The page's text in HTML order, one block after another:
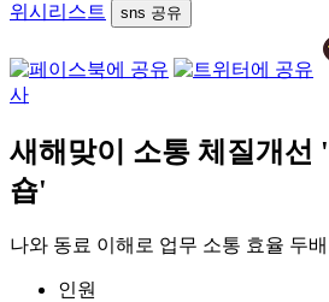
위시리스트 sns 공유
사
새해맞이 소통 체질개선
숍'
나와 동료 이해로 업무 소통 효율 두
인원